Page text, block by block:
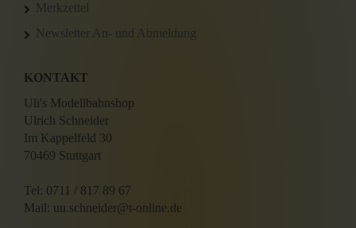
Merkzettel
Newsletter An- und Abmeldung
KONTAKT
Uli's Modellbahnshop
Ulrich Schneider
Im Kappelfeld 30
70469 Stuttgart
Tel: 0711 / 817 89 67
Mail: uu.schneider@t-online.de